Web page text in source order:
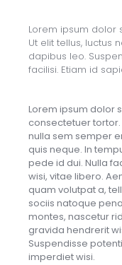
Lorem ipsum dolor
Ut elit tellus, luctus
dapibus leo.
facilisi. Etiam id
Lorem ipsum dolor
consectetuer
nulla sem semper
quis neque. In
pede id dui. Nulla
wisi, vitae libero.
quam volutpat a,
sociis natoque
montes, nascetur
gravida hendrerit
Suspendisse
imperdiet wisi.